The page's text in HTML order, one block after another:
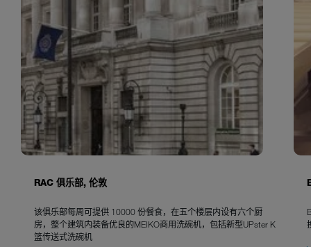
RAC 俱乐部, 伦敦
该俱乐部每周可提供 10000 份餐食，在五个楼层内设有六个厨
房，整个建筑内装备优良的MEIKO商用洗碗机，包括新型UPster K
篮传送式洗碗机